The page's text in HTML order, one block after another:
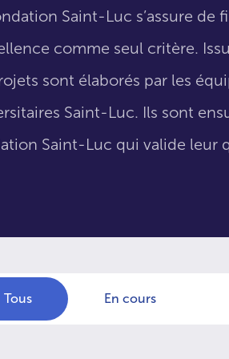
Saint-Luc s’assure
comme seul critère.
sont élaborés par les
Saint-Luc. Ils sont
Saint-Luc qui valide leur
Tous En cours